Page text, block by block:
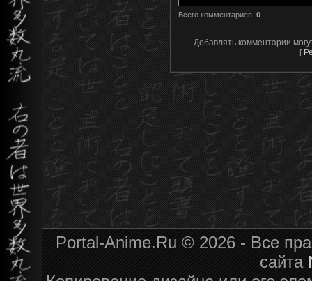
Всего комментариев: 0
Добавлять комментарии
[
Portal-Anime.Ru © 2026 - Все
сайта